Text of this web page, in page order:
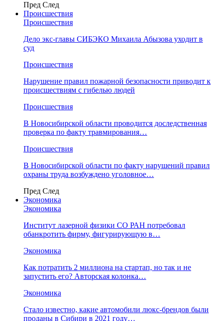
Пред След
Происшествия
Происшествия
Дело экс-главы СИБЭКО Михаила Абызова уходит в
суд
Происшествия
Нарушение правил пожарной безопасности приводит к
происшествиям с гибелью людей
Происшествия
В Новосибирской области проводится доследственная
проверка по факту травмирования…
Происшествия
В Новосибирской области по факту нарушений правил
охраны труда возбуждено уголовное…
Пред След
Экономика
Экономика
Институт лазерной физики СО РАН потребовал
обанкротить фирму, фигурирующую в…
Экономика
Как потратить 2 миллиона на стартап, но так и не
запустить его? Авторская колонка…
Экономика
Стало известно, какие автомобили люкс-брендов были
проданы в Сибири в 2021 году…